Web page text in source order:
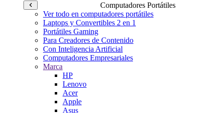
Computadores Portátiles
Ver todo en computadores portátiles
Laptops y Convertibles 2 en 1
Portátiles Gaming
Para Creadores de Contenido
Con Inteligencia Artificial
Computadores Empresariales
Marca
HP
Lenovo
Acer
Apple
Asus